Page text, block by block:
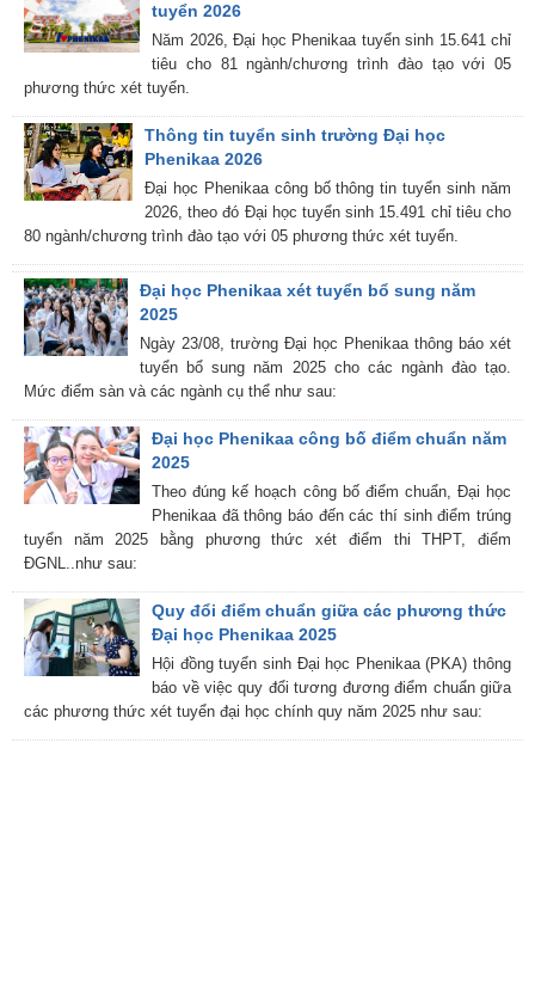
tuyển 2026
Năm 2026, Đại học Phenikaa tuyển sinh 15.641 chỉ
tiêu cho 81 ngành/chương trình đào tạo với 05
phương thức xét tuyển.
Thông tin tuyển sinh trường Đại học
Phenikaa 2026
Đại học Phenikaa công bố thông tin tuyển sinh năm
2026, theo đó Đại học tuyển sinh 15.491 chỉ tiêu cho
80 ngành/chương trình đào tạo với 05 phương thức xét tuyển.
Đại học Phenikaa xét tuyển bổ sung năm
2025
Ngày 23/08, trường Đại học Phenikaa thông báo xét
tuyển bổ sung năm 2025 cho các ngành đào tạo.
Mức điểm sàn và các ngành cụ thể như sau:
Đại học Phenikaa công bố điểm chuẩn năm
2025
Theo đúng kế hoạch công bố điểm chuẩn, Đại học
Phenikaa đã thông báo đến các thí sinh điểm trúng
tuyển năm 2025 bằng phương thức xét điểm thi THPT, điểm
ĐGNL..như sau:
Quy đổi điểm chuẩn giữa các phương thức
Đại học Phenikaa 2025
Hội đồng tuyển sinh Đại học Phenikaa (PKA) thông
báo về việc quy đổi tương đương điểm chuẩn giữa
các phương thức xét tuyển đại học chính quy năm 2025 như sau: